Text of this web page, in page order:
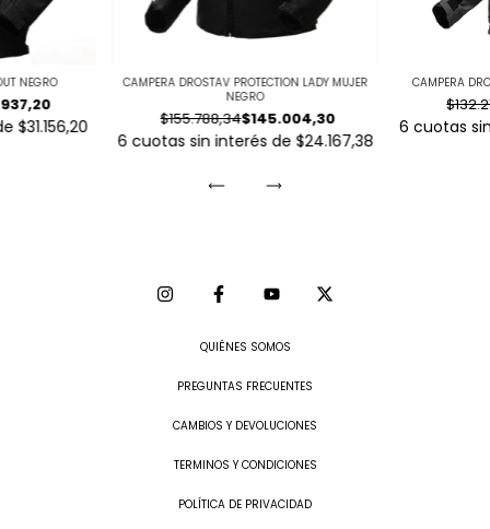
NEGRO
$31.156,20
CAMPERA DROSTAV PROTECTION LADY MUJER
NEGRO
$145.004,30
$155.788,34
6 cuotas sin interés de $24.167,38
CAMPERA
6 cuotas
QUIÉNES SOMOS
PREGUNTAS FRECUENTES
CAMBIOS Y DEVOLUCIONES
TERMINOS Y CONDICIONES
POLÍTICA DE PRIVACIDAD